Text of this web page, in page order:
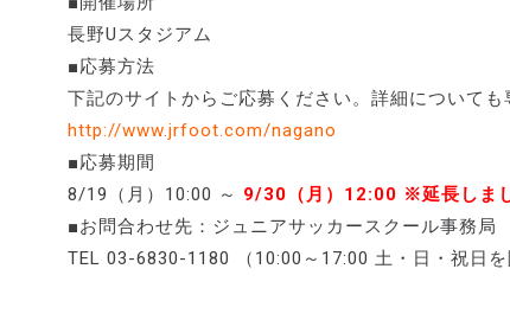
長野Uスタジアム
■応募方法
下記のサイトからご応募ください。詳細についても
http://www.jrfoot.com/nagano
■応募期間
8/19（月）10:00 ～ 9/30（月）12:00 ※延長しま
■お問合わせ先：ジュニアサッカースクール事務局
TEL 03-6830-1180 （10:00～17:00 土・日・祝日を